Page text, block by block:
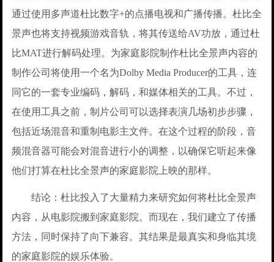
通过使用多声道杜比数字+的点播电视和广播传播。杜比全
景声也将支持视频游戏音轨，将其传送给AV功放，通过杜
比MAT进行解码处理。为家庭影院制作杜比全景声内容的
制作公司将使用一个名为Dolby Media Producer的工具，连
同它的一套专业编码，解码，和媒体相关的工具。不过，
在使用工具之前，制片公司可以选择表演几场初步步骤，
包括近场混音和重制电影主文件。在这个过程的阶段，音
频混音器可能会对混音进行小的调整，以确保它听起来像
他们打算在杜比全景声的家庭影院上映的那样。
结论：杜比投入了大量精力来研究如何将杜比全景声
内容，从电影院搬到家庭影院。而现在，我们建立了传播
方法，同时保持了向下兼容。其结果是最真实和身临其境
的家庭影院的娱乐体验。